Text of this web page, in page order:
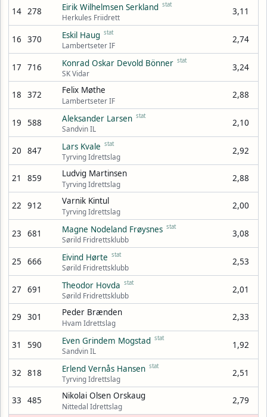
14 278 Eirik Wilhelmsen Serkland stat
Herkules Friidrett
3,11
16 370 Eskil Haug stat
Lambertseter IF
2,74
17 716 Konrad Oskar Devold Bönner stat
SK Vidar
3,24
18 372 Felix Møthe
Lambertseter IF
2,88
19 588 Aleksander Larsen stat
Sandvin IL
2,10
20 847 Lars Kvale stat
Tyrving Idrettslag
2,92
21 859 Ludvig Martinsen
Tyrving Idrettslag
2,88
22 912 Varnik Kintul
Tyrving Idrettslag
2,00
23 681 Magne Nodeland Frøysnes stat
Sørild Fridrettsklubb
3,08
25 666 Eivind Hørte stat
Sørild Fridrettsklubb
2,53
27 691 Theodor Hovda stat
Sørild Fridrettsklubb
2,01
29 301 Peder Brænden
Hvam Idrettslag
2,33
31 590 Even Grindem Mogstad stat
Sandvin IL
1,92
32 818 Erlend Vernås Hansen stat
Tyrving Idrettslag
2,51
33 485 Nikolai Olsen Orskaug
Nittedal Idrettslag
2,79